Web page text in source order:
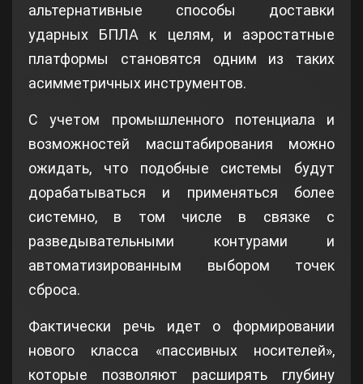
альтернативные способы доставки
ударных БПЛА к целям, и аэростатные
платформы становятся одним из таких
асимметричных инструментов.
С учетом промышленного потенциала и
возможностей масштабирования можно
ожидать, что подобные системы будут
дорабатываться и применяться более
системно, в том числе в связке с
разведывательными контурами и
автоматизированным выбором точек
сброса.
Фактически речь идет о формировании
нового класса «пассивных носителей»,
которые позволяют расширять глубину